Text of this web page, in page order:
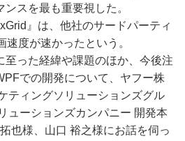
スを最も重要視した。
』は、他社のサードパーティ
度が速かったという。
至った経緯や課題のほか、今後注
での開発について、ヤフー株
ティングソリューションズグル
ューションズカンパニー 開発本
也様、山口 裕之様にお話を伺っ